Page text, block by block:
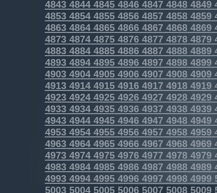
4843484448454846484748484849
48534854485548564857 48584859
4863486448654866486748684869
48734874487548764877 48784879
48834884488548864887 48884889
48934894489548964897 48984899
49034904490549064907 49084909
49134914491549164917 49184919
49234924492549264927 49284929
49334934493549364937 49384939
49434944494549464947 49484949
49534954495549564957 49584959
49634964496549664967 49684969
49734974497549764977 49784979
49834984498549864987 49884989
49934994499549964997 49984999
5003500450055006500750085009